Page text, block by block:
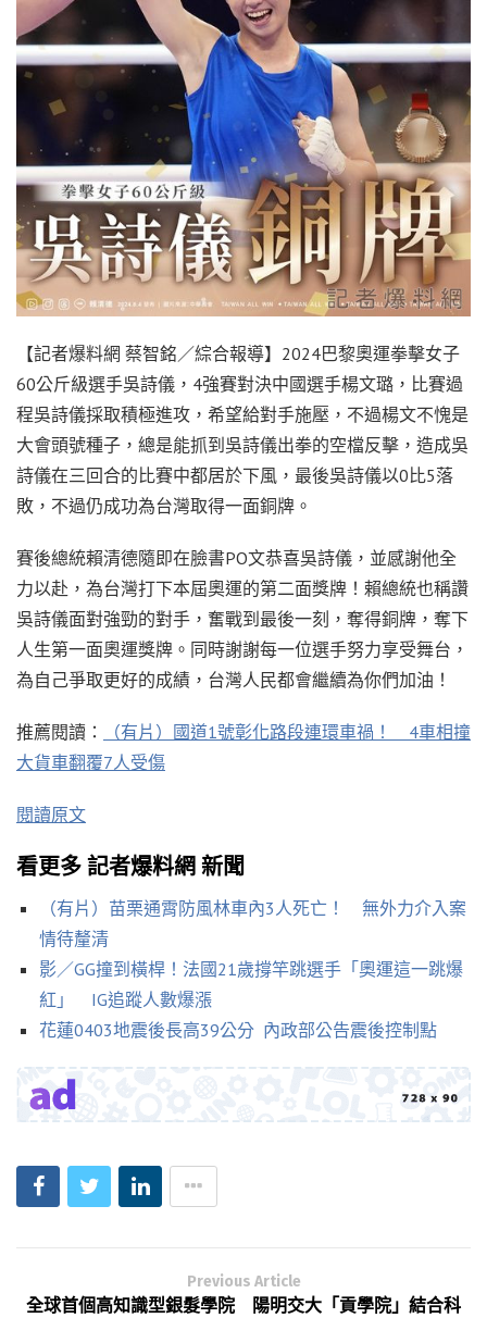
【記者爆料網 蔡智銘／綜合報導】2024巴黎奧運拳擊女子
60公斤級選手吳詩儀，4強賽對決中國選手楊文璐，比賽過
程吳詩儀採取積極進攻，希望給對手施壓，不過楊文不愧是
大會頭號種子，總是能抓到吳詩儀出拳的空檔反擊，造成吳
詩儀在三回合的比賽中都居於下風，最後吳詩儀以0比5落
敗，不過仍成功為台灣取得一面銅牌。
賽後總統賴清德隨即在臉書PO文恭喜吳詩儀，並感謝他全
力以赴，為台灣打下本屆奧運的第二面獎牌！賴總統也稱讚
吳詩儀面對強勁的對手，奮戰到最後一刻，奪得銅牌，奪下
人生第一面奧運獎牌。同時謝謝每一位選手努力享受舞台，
為自己爭取更好的成績，台灣人民都會繼續為你們加油！
推薦閱讀：
（有片）國道1號彰化路段連環車禍！ 4車相撞
大貨車翻覆7人受傷
閱讀原文
看更多 記者爆料網 新聞
（有片）苗栗通霄防風林車內3人死亡！ 無外力介入案
情待釐清
影／GG撞到橫桿！法國21歲撐竿跳選手「奧運這一跳爆
紅」 IG追蹤人數爆漲
花蓮0403地震後長高39公分 內政部公告震後控制點
Previous Article
全球首個高知識型銀髮學院 陽明交大「貢學院」結合科